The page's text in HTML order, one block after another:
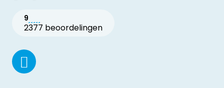
9
2377 beoordelingen